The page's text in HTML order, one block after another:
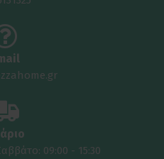
09:00 - 15:30